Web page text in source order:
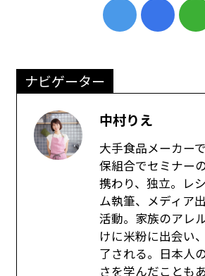
ナビゲーター
中村りえ
大手食品メーカー
保組合でセミナー
携わり、独立。レ
ム執筆、メディア
活動。家族のアレ
けに米粉に出会い
了される。日本人
さを学んだことも